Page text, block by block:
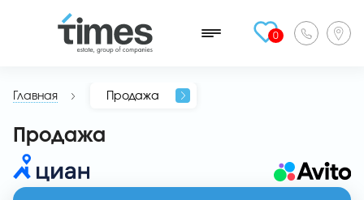
0
Главная Продажа
Продажа